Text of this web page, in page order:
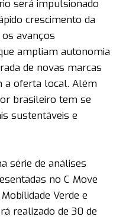
será impulsionado
crescimento da
avanços
ampliam autonomia
de novas marcas
a oferta local. Além
brasileiro tem se
sustentáveis e
série de análises
no C Move
Verde e
realizado de 30 de